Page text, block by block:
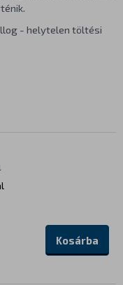
- helytelen töltési
Kosárba